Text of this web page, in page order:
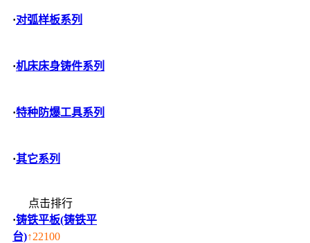
·对弧样板系列
·机床床身铸件系列
·特种防爆工具系列
·其它系列
点击排行
·铸铁平板(铸铁平
台)↑22100